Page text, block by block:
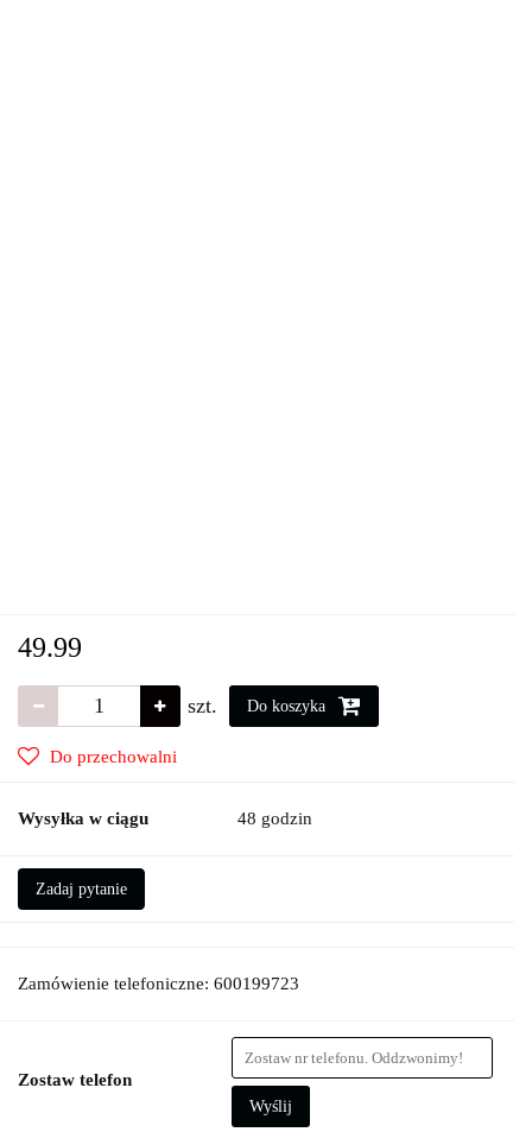
49.99
szt. Do koszyka
Do przechowalni
Wysyłka w ciągu 48 godzin
Zadaj pytanie
Zamówienie telefoniczne: 600199723
Zostaw telefon
Wyślij